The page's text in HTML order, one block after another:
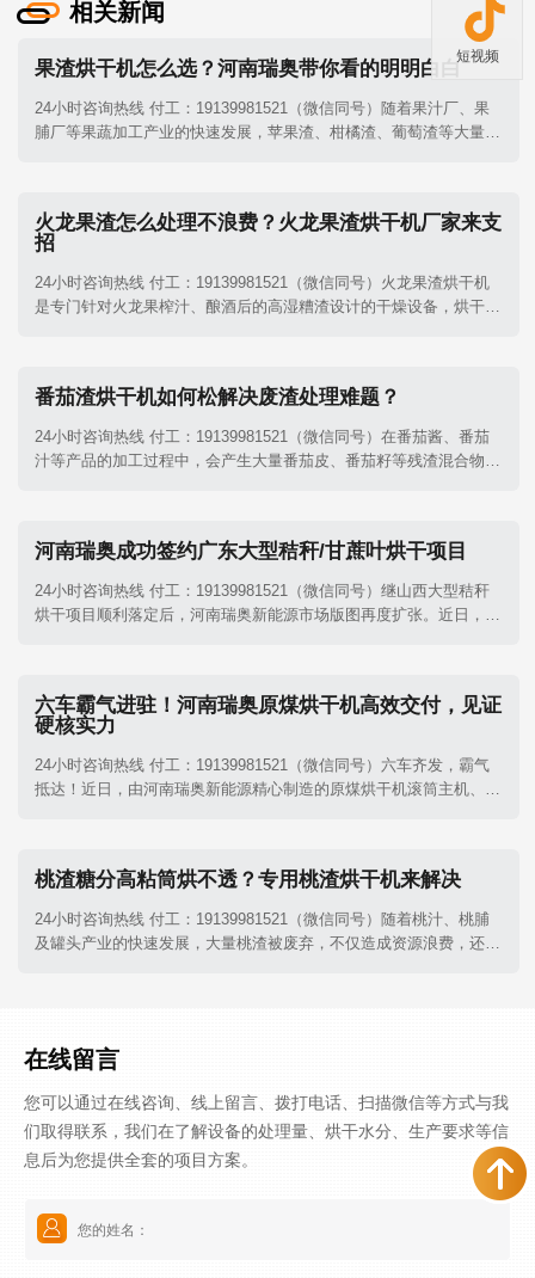
相关新闻
果渣烘干机怎么选？河南瑞奥带你看的明明白白
24小时咨询热线 付工：19139981521（微信同号）随着果汁厂、果
脯厂等果蔬加工产业的快速发展，苹果渣、柑橘渣、葡萄渣等大量果
火龙果渣怎么处理不浪费？火龙果渣烘干机厂家来支
招
24小时咨询热线 付工：19139981521（微信同号）火龙果渣烘干机​
是专门针对火龙果榨汁、酿酒后的高湿糟渣设计的干燥设备，烘干后
番茄渣烘干机如何松解决废渣处理难题？
24小时咨询热线 付工：19139981521（微信同号）在番茄酱、番茄
汁等产品的加工过程中，会产生大量番茄皮、番茄籽等残渣混合物。
提供了高效解决方案。
河南瑞奥成功签约广东大型秸秆/甘蔗叶烘干项目
24小时咨询热线 付工：19139981521（微信同号）继山西大型秸秆
烘干项目顺利落定后，河南瑞奥新能源市场版图再度扩张。近日，公
位。
六车霸气进驻！河南瑞奥原煤烘干机高效交付，见证
硬核实力
24小时咨询热线 付工：19139981521（微信同号）六车齐发，霸气
抵达！近日，由河南瑞奥新能源精心制造的原煤烘干机滚筒主机、除
桃渣糖分高粘筒烘不透？专用桃渣烘干机来解决
24小时咨询热线 付工：19139981521（微信同号）随着桃汁、桃脯
及罐头产业的快速发展，大量桃渣被废弃，不仅造成资源浪费，还易
在线留言
您可以通过在线咨询、线上留言、拨打电话、扫描微信等方式与我
们取得联系，我们在了解设备的处理量、烘干水分、生产要求等信
息后为您提供全套的项目方案。
短视频